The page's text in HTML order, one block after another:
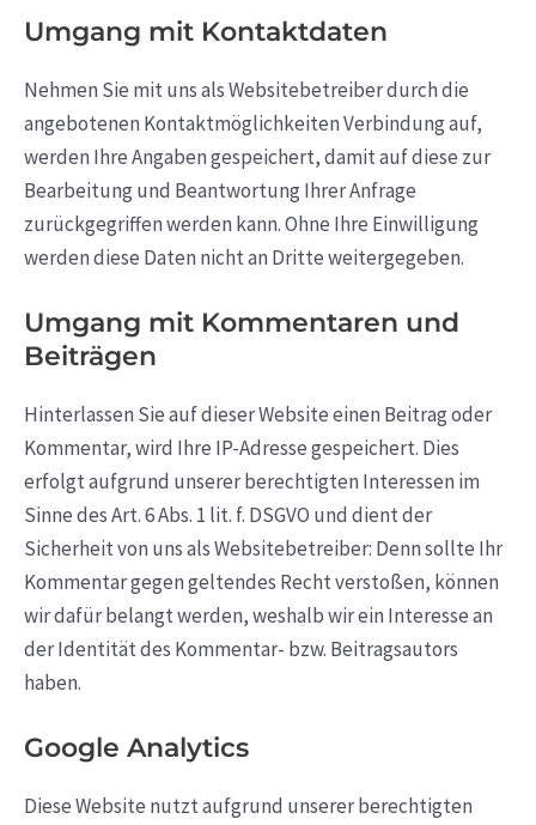
Umgang mit Kontaktdaten
Nehmen Sie mit uns als Websitebetreiber durch die
angebotenen Kontaktmöglichkeiten Verbindung auf,
werden Ihre Angaben gespeichert, damit auf diese zur
Bearbeitung und Beantwortung Ihrer Anfrage
zurückgegriffen werden kann. Ohne Ihre Einwilligung
werden diese Daten nicht an Dritte weitergegeben.
Umgang mit Kommentaren und
Beiträgen
Hinterlassen Sie auf dieser Website einen Beitrag oder
Kommentar, wird Ihre IP-Adresse gespeichert. Dies
erfolgt aufgrund unserer berechtigten Interessen im
Sinne des Art. 6 Abs. 1 lit. f. DSGVO und dient der
Sicherheit von uns als Websitebetreiber: Denn sollte Ihr
Kommentar gegen geltendes Recht verstoßen, können
wir dafür belangt werden, weshalb wir ein Interesse an
der Identität des Kommentar- bzw. Beitragsautors
haben.
Google Analytics
Diese Website nutzt aufgrund unserer berechtigten